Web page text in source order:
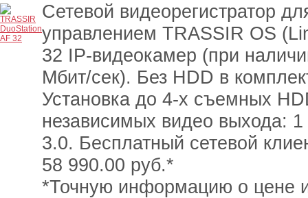
Сетевой видеорегистратор
управлением TRASSIR OS
32 IP-видеокамер (при
Мбит/сек). Без HDD в
Установка до 4-х съемных
независимых видео выхода:
3.0. Бесплатный сетевой
58 990.00 руб.*
*Точную информацию о цене